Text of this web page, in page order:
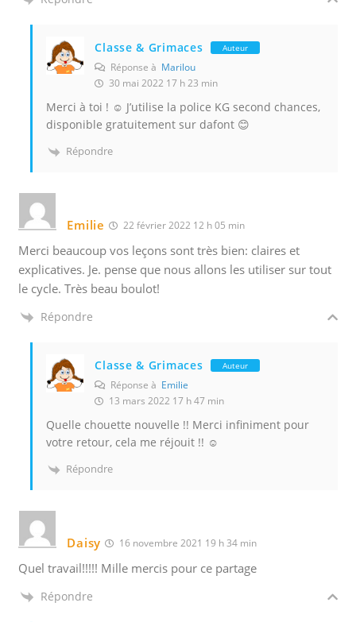
Classe & Grimaces Auteur
Réponse à Marilou
30 mai 2022 17 h 23 min
Merci à toi ! ☺️ J’utilise la police KG second chances,
disponible gratuitement sur dafont 😊
Répondre
Emilie 22 février 2022 12 h 05 min
Merci beaucoup vos leçons sont très bien: claires et
explicatives. Je. pense que nous allons les utiliser sur tout
le cycle. Très beau boulot!
Répondre
Classe & Grimaces Auteur
Réponse à Emilie
13 mars 2022 17 h 47 min
Quelle chouette nouvelle !! Merci infiniment pour
votre retour, cela me réjouit !! ☺️
Répondre
Daisy 16 novembre 2021 19 h 34 min
Quel travail!!!!! Mille mercis pour ce partage
Répondre